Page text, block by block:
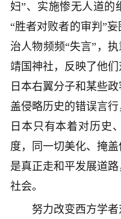
妇”、实施惨无人道的
“胜者对败者的审判”
治人物频频“失言”，
靖国神社，反映了他
日本右翼分子和某些
盖侵略历史的错误言行
日本只有本着对历史
度，同一切美化、掩
是真正走和平发展道
社会。
努力改变西方学者